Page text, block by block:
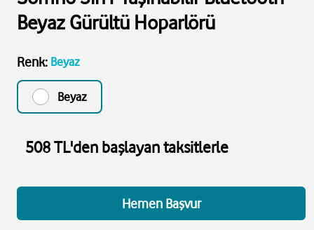
Beyaz Gürültü Hoparlörü
Renk: Beyaz
Beyaz
508 TL'den başlayan taksitlerle
Hemen Başvur